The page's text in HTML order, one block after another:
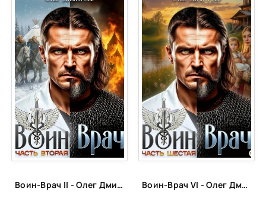
18
20
21
22
23
24
25
Воин-Врач II - Олег Дмитриев Воин-Врач VI - Олег Дмитриев